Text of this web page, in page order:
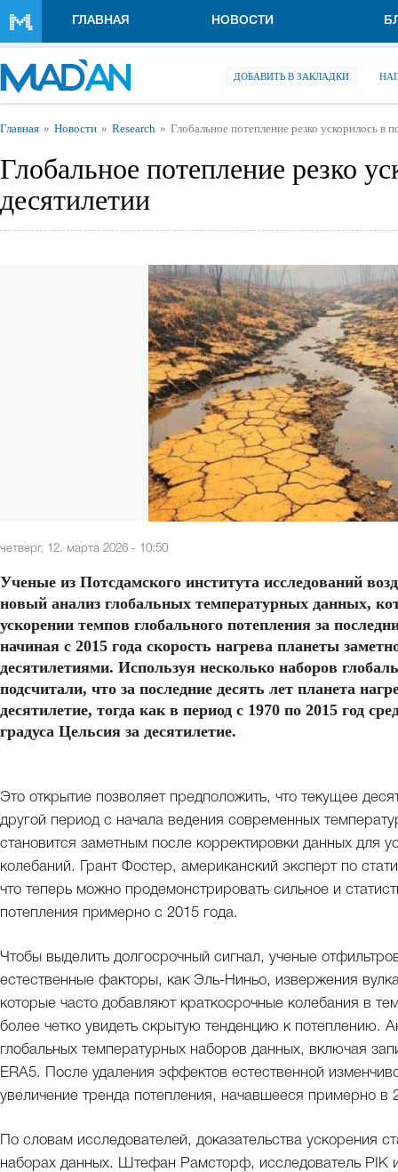
ГЛАВНАЯ НОВОСТИ
ДОБАВИТЬ В ЗАКЛАДКИ
Вы здесь
Главная Новости Research Глобальное потепление резко ускорилось в
Глобальное потепление резко
десятилетии
четверг, 12. марта 2026 - 10:50
Ученые из Потсдамского института исследований
новый анализ глобальных температурных данных,
ускорении темпов глобального потепления за
начиная с 2015 года скорость нагрева планеты
десятилетиями. Используя несколько наборов
подсчитали, что за последние десять лет планета
десятилетие, тогда как в период с 1970 по 2015 год
градуса Цельсия за десятилетие.
Это открытие позволяет предположить, что текущее
другой период с начала ведения современных
становится заметным после корректировки данных для
колебаний. Грант Фостер, американский эксперт по
что теперь можно продемонстрировать сильное и
потепления примерно с 2015 года.
Чтобы выделить долгосрочный сигнал, ученые
естественные факторы, как Эль-Ниньо, извержения
которые часто добавляют краткосрочные колебания в
более четко увидеть скрытую тенденцию к потеплению.
глобальных температурных наборов данных, включая
ERA5. После удаления эффектов естественной
увеличение тренда потепления, начавшееся примерно в
По словам исследователей, доказательства ускорения
наборах данных. Штефан Рамсторф, исследователь PIK